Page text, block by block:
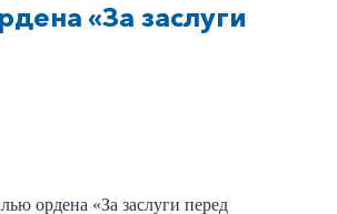
«За заслуги
ордена «За заслуги перед